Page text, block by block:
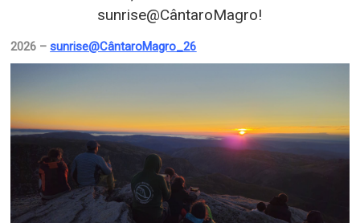
sunrise@CântaroMagro!
2026 –sunrise@CântaroMagro_26